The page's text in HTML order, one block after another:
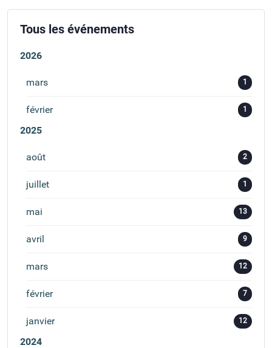
Tous les événements
2026
mars 1
février 1
2025
août 2
juillet 1
mai 13
avril 9
mars 12
février 7
janvier 12
2024